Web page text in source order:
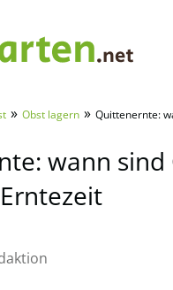
» Obst lagern » Quittenernte:
wann